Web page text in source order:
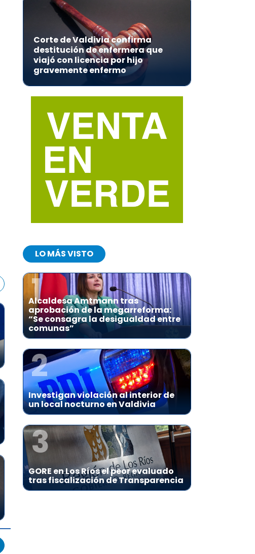
Corte de Valdivia confirma
destitución de enfermera que
viajó con licencia por hijo
gravemente enfermo
LO MÁS VISTO
1
Alcaldesa Amtmann tras
aprobación de la megarreforma:
“Se consagra la desigualdad entre
comunas”
2
Investigan violación al interior de
un local nocturno en Valdivia
3
GORE en Los Ríos el peor evaluado
tras fiscalización de Transparencia